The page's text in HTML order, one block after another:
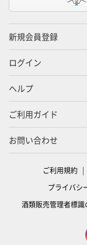
新規会員登録
ログイン
ヘルプ
ご利用ガイド
お問い合わせ
ご利用規約
プライバシ
酒類販売管理者標識